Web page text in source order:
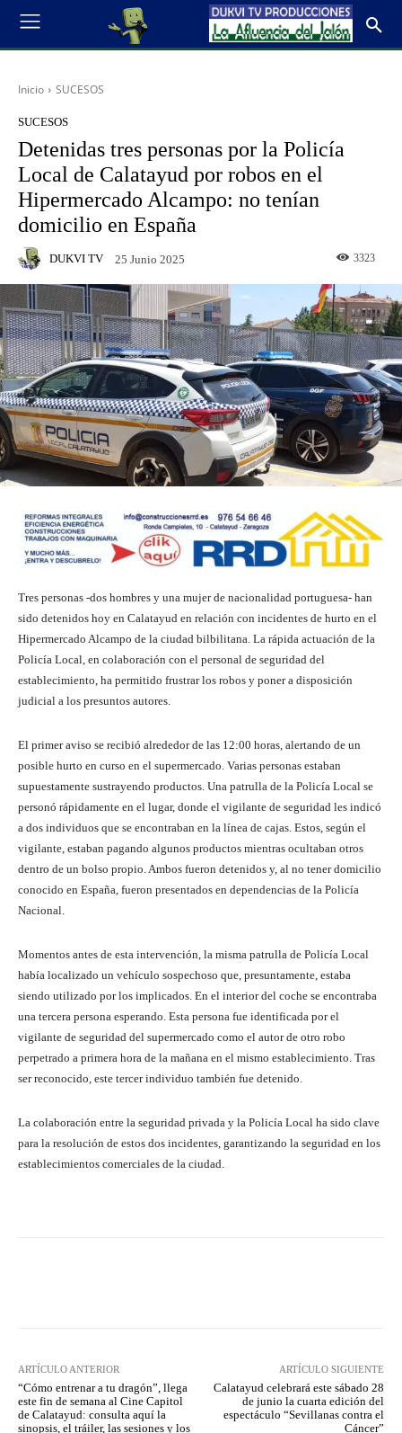
Inicio SUCESOS
SUCESOS
Detenidas tres personas por la Policía
Local de Calatayud por robos en el
Hipermercado Alcampo: no tenían
domicilio en España
DUKVI TV 25 Junio 2025 3323
Tres personas -dos hombres y una mujer de nacionalidad portuguesa- han
sido detenidos hoy en Calatayud en relación con incidentes de hurto en el
Hipermercado Alcampo de la ciudad bilbilitana. La rápida actuación de la
Policía Local, en colaboración con el personal de seguridad del
establecimiento, ha permitido frustrar los robos y poner a disposición
judicial a los presuntos autores.
El primer aviso se recibió alrededor de las 12:00 horas, alertando de un
posible hurto en curso en el supermercado. Varias personas estaban
supuestamente sustrayendo productos. Una patrulla de la Policía Local se
personó rápidamente en el lugar, donde el vigilante de seguridad les indicó
a dos individuos que se encontraban en la línea de cajas. Estos, según el
vigilante, estaban pagando algunos productos mientras ocultaban otros
dentro de un bolso propio. Ambos fueron detenidos y, al no tener domicilio
conocido en España, fueron presentados en dependencias de la Policía
Nacional.
Momentos antes de esta intervención, la misma patrulla de Policía Local
había localizado un vehículo sospechoso que, presuntamente, estaba
siendo utilizado por los implicados. En el interior del coche se encontraba
una tercera persona esperando. Esta persona fue identificada por el
vigilante de seguridad del supermercado como el autor de otro robo
perpetrado a primera hora de la mañana en el mismo establecimiento. Tras
ser reconocido, este tercer individuo también fue detenido.
La colaboración entre la seguridad privada y la Policía Local ha sido clave
para la resolución de estos dos incidentes, garantizando la seguridad en los
establecimientos comerciales de la ciudad.
ARTÍCULO ANTERIOR
“Cómo entrenar a tu dragón”, llega
este fin de semana al Cine Capitol
de Calatayud: consulta aquí la
sinopsis, el tráiler, las sesiones y los
ARTÍCULO SIGUIENTE
Calatayud celebrará este sábado 28
de junio la cuarta edición del
espectáculo “Sevillanas contra el
Cáncer”